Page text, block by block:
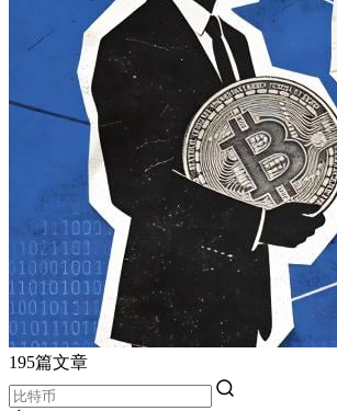
195篇文章